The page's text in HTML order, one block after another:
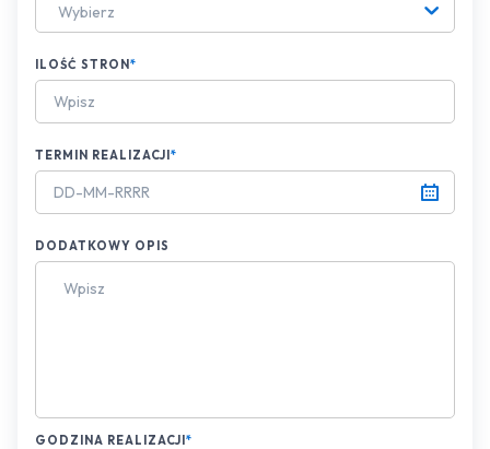
Wybierz
ILOŚĆ STRON*
TERMIN REALIZACJI*
DODATKOWY OPIS
GODZINA REALIZACJI*